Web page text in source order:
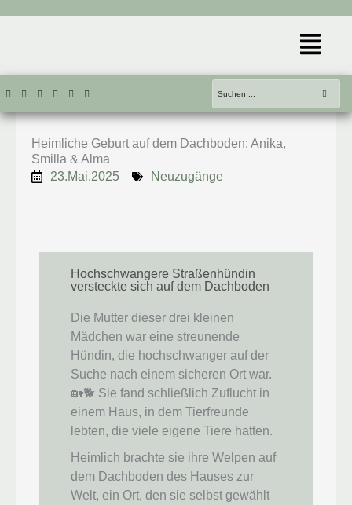
Menü
Heimliche Geburt auf dem Dachboden: Anika,
Smilla & Alma
23.Mai.2025
Neuzugänge
Hochschwangere Straßenhündin
versteckte sich auf dem Dachboden
Die Mutter dieser drei kleinen
Mädchen war eine streunende
Hündin, die hochschwanger auf der
Suche nach einem sicheren Ort war.
🏡🐕 Sie fand schließlich Zuflucht in
einem Haus, in dem Tierfreunde
lebten, die viele eigene Tiere hatten.
Heimlich brachte sie ihre Welpen auf
dem Dachboden des Hauses zur
Welt, ein Ort, den sie selbst gewählt